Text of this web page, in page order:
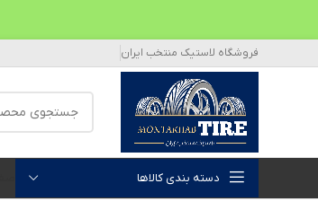
فروشگاه لاستیک منتخب ایران
دسته بندی کالاها